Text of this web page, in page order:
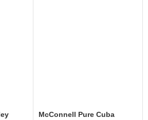
McConnell Pure Cuba